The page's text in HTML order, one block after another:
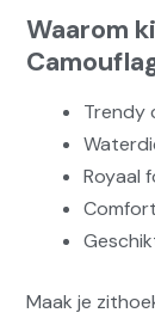
Waarom
Trendy
Royaal
Maak je